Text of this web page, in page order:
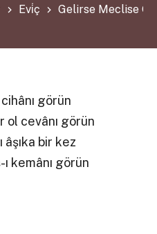
Evi̇ç Gelirse Meclise Ol
görün
ol cevânı görün
bir kez
kemânı görün